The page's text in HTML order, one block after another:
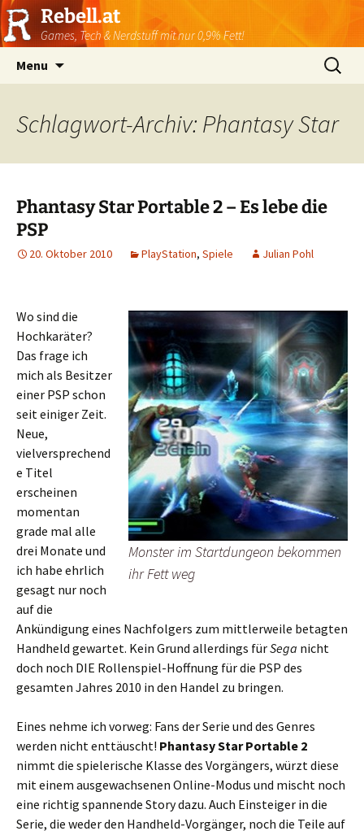
Rebell.at
Games, Tech & Nerdstuff mit nur 0,9% Fett!
Menu
Suchen
nach:
Schlagwort-Archiv: Phantasy Star
Phantasy Star Portable 2 – Es lebe die
PSP
20. Oktober 2010 PlayStation, Spiele Julian Pohl
Monster im Startdungeon bekommen
ihr Fett weg
Wo sind die
Hochkaräter?
Das frage ich
mich als Besitzer
einer PSP schon
seit einiger Zeit.
Neue,
vielversprechend
e Titel
erscheinen
momentan
grade mal alle
drei Monate und
ich habe ehrlich
gesagt nur noch
auf die
Ankündigung eines Nachfolgers zum mittlerweile betagten
Handheld gewartet. Kein Grund allerdings fürSega nicht
doch noch DIE Rollenspiel-Hoffnung für die PSP des
gesamten Jahres 2010 in den Handel zu bringen.
Eines nehme ich vorweg: Fans der Serie und des Genres
werden nicht enttäuscht! Phantasy Star Portable 2
nimmt die spielerische Klasse des Vorgängers, würzt diese
mit einem ausgewachsenen Online-Modus und mischt noch
eine richtig spannende Story dazu. Auch Einsteiger in die
Serie, die weder den Handheld-Vorgänger, noch die Teile auf